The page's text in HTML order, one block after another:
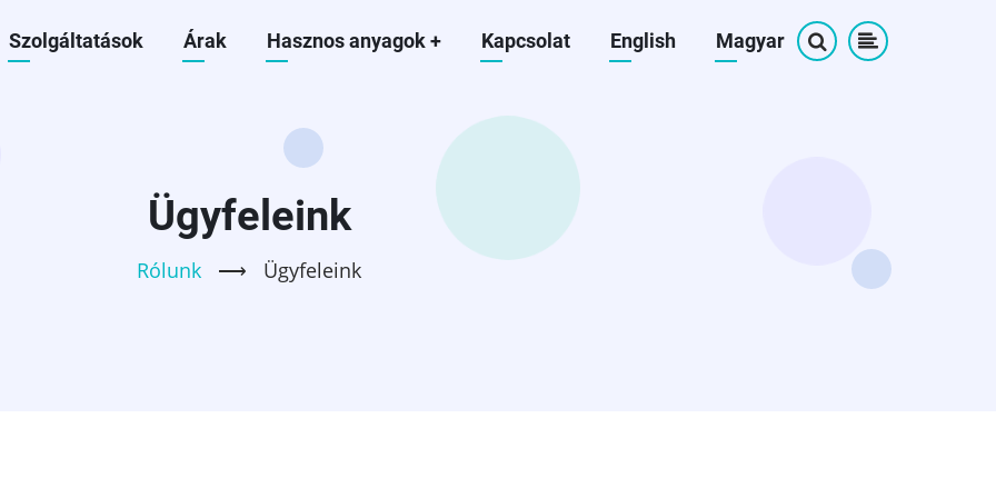
Szolgáltatások Árak Hasznos anyagok+ Kapcsolat English Magyar
Ügyfeleink
Rólunk ⟶ Ügyfeleink